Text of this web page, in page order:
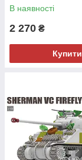
В наявності
2 270 ₴
Купити